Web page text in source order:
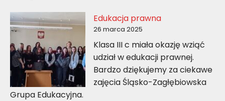
Edukacja prawna
26 marca 2025
Klasa III c miała okazję wziąć
udział w edukacji prawnej.
Bardzo dziękujemy za ciekawe
zajęcia Śląsko-Zagłębiowska
Grupa Edukacyjna.